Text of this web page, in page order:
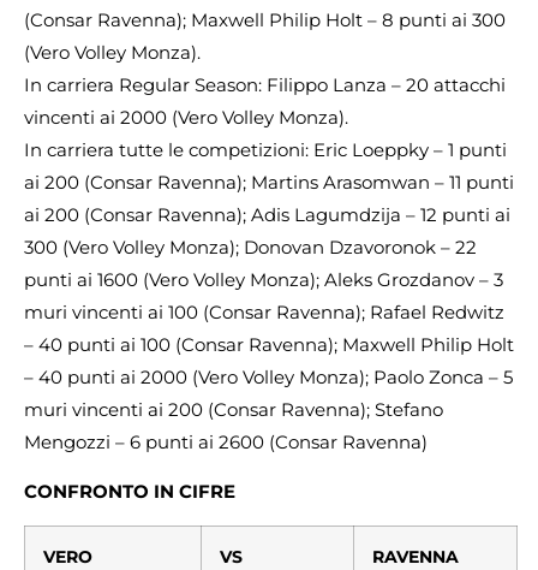
(Consar Ravenna); Maxwell Philip Holt – 8 punti ai 300
(Vero Volley Monza).
In carriera Regular Season: Filippo Lanza – 20 attacchi
vincenti ai 2000 (Vero Volley Monza).
In carriera tutte le competizioni: Eric Loeppky – 1 punti
ai 200 (Consar Ravenna); Martins Arasomwan – 11 punti
ai 200 (Consar Ravenna); Adis Lagumdzija – 12 punti ai
300 (Vero Volley Monza); Donovan Dzavoronok – 22
punti ai 1600 (Vero Volley Monza); Aleks Grozdanov – 3
muri vincenti ai 100 (Consar Ravenna); Rafael Redwitz
– 40 punti ai 100 (Consar Ravenna); Maxwell Philip Holt
– 40 punti ai 2000 (Vero Volley Monza); Paolo Zonca – 5
muri vincenti ai 200 (Consar Ravenna); Stefano
Mengozzi – 6 punti ai 2600 (Consar Ravenna)
CONFRONTO IN CIFRE
VERO VS RAVENNA